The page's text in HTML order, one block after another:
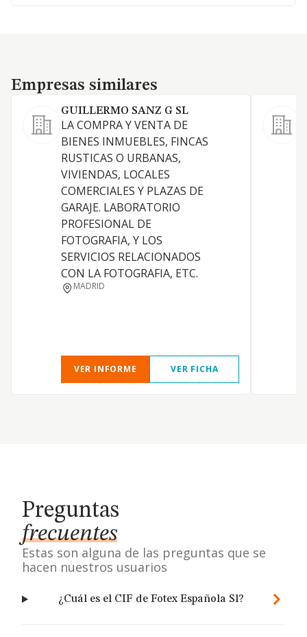
Empresas similares
Empresas similares
GUILLERMO SANZ G SL
LA COMPRA Y VENTA DE
BIENES INMUEBLES, FINCAS
RUSTICAS O URBANAS,
VIVIENDAS, LOCALES
COMERCIALES Y PLAZAS DE
GARAJE. LABORATORIO
PROFESIONAL DE
FOTOGRAFIA, Y LOS
SERVICIOS RELACIONADOS
CON LA FOTOGRAFIA, ETC.
MADRID
VER INFORME VER FICHA
Preguntas
frecuentes
Estas son alguna de las preguntas que se
hacen nuestros usuarios
¿Cuál es el CIF de Fotex Española Sl?